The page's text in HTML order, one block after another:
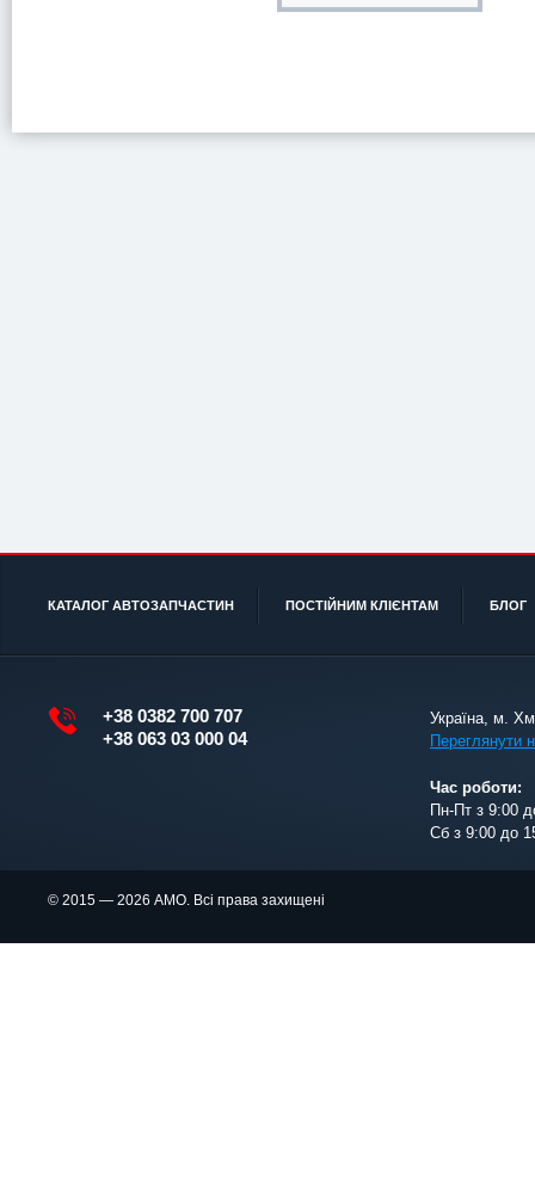
КАТАЛОГ АВТОЗАПЧАСТИН ПОСТІЙНИМ КЛІЄНТАМ БЛОГ
+38 0382 700 707
+38 063 03 000 04
Україна, м.
Переглянути
Час роботи:
Пн-Пт з 9:00
Сб з 9:00 до
© 2015 — 2026 АМО. Всі права захищені